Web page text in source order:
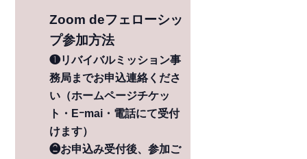
Zoom deフェローシッ
プ参加方法
❶リバイバルミッション事
務局までお申込連絡くださ
い（ホームページチケッ
ト・Eｰmai・電話にて受付
けます）
❷お申込み受付後、参加ご